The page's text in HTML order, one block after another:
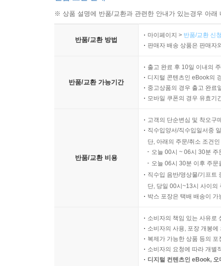
※ 상품 설명에 반품/교환과 관련한 안내가 있는경우 아
반품/교환 방법
마이페이지 > 반품/교환 신
판매자 배송 상품은 판매자
반품/교환 가능기간
출고 완료 후 10일 이내의
디지털 콘텐츠인 eBook의
중고상품의 경우 출고 완료
모바일 쿠폰의 경우 유효기
반품/교환 비용
고객의 단순변심 및 착오구
직수입양서/직수입일서중
단, 아래의 주문/취소 조건
오늘 00시 ~ 06시 30분
오늘 06시 30분 이후 주
직수입 음반/영상물/기프트
단, 당일 00시~13시 사이의
박스 포장은 택배 배송이
소비자의 책임 있는 사유로
소비자의 사용, 포장 개봉
복제가 가능한 상품 등의
소비자의 요청에 따라 개별
디지털 컨텐츠인 eBook,